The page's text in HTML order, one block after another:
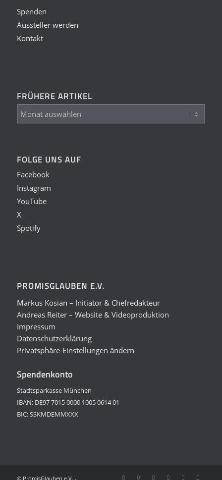
Spenden
Aussteller werden
Kontakt
FRÜHERE ARTIKEL
FOLGE UNS AUF
Facebook
Instagram
YouTube
X
Spotify
PROMISGLAUBEN E.V.
Markus Kosian – Initiator & Chefredakteur
Andreas Reiter – Website & Videoproduktion
Impressum
Datenschutzerklärung
Privatsphäre-Einstellungen ändern
Spendenkonto
Stadtsparkasse München
IBAN: DE97 7015 0000 1005 0614 01
BIC: SSKMDEMMXXX
© PromisGlauben e.V. -